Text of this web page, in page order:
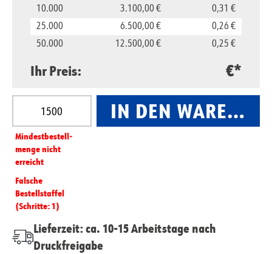
10.000
3.100,00 €
0,31 €
25.000
6.500,00 €
0,26 €
50.000
12.500,00 € 0,25 €
Ihr Preis: €*
Produkt Anzahl: Gib den gewünschten Wert ein
Mindest­­bestell­­
menge nicht
erreicht
Falsche
Bestellstaffel
(Schritte: 1)
IN DEN
Lieferzeit: ca. 10-15 Arbeitstage nach
Druckfreigabe